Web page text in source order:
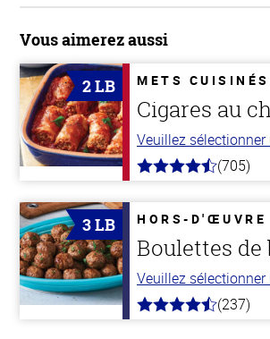
Vous aimerez aussi
2 LB METS CUISINÉS
Cigares au
Veuillez
4.6
5
stars
(705)
3 LB HORS-D'ŒUVRE
Boulettes de
Veuillez
4.6
(237)